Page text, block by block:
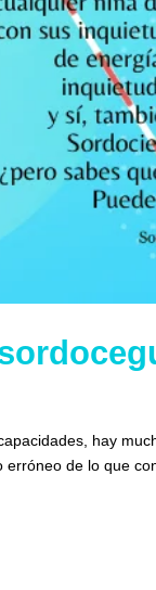
hay
de lo que